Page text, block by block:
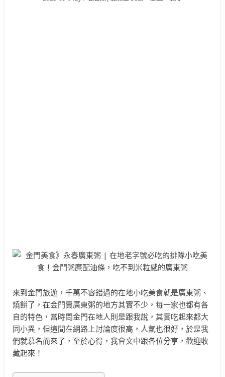
來到金門旅遊，千萬不容錯過的在地小吃美食就是廣東粥、
燒餅了，在金門賣廣東粥的地方其實不少，每一家也都有各
自的特色，當時問金門在地人則是跟我說，其實吃起來都大
同小異，但這間在網路上討論度很高，人氣也很好，於是我
們就慕名而來了，至於心得，我會文中跟各位分享，歡迎收
藏起來！